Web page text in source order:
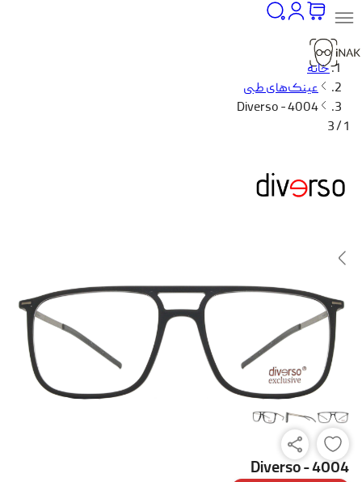
خانه
عینک‌های طبی
Diverso - 4004
1 / 3
Diverso - 4004